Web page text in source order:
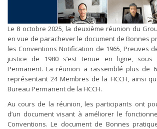
Le 8 octobre 2025, la deuxième réunion du
en vue de parachever le document de Bonnes
les Conventions Notification de 1965, Preuves
justice de 1980 s’est tenue en ligne, sous
Permanent. La réunion a rassemblé plus de
représentant 24 Membres de la HCCH, ainsi
Bureau Permanent de la HCCH.
Au cours de la réunion, les participants ont
d’un document visant à améliorer le
Conventions. Le document de Bonnes